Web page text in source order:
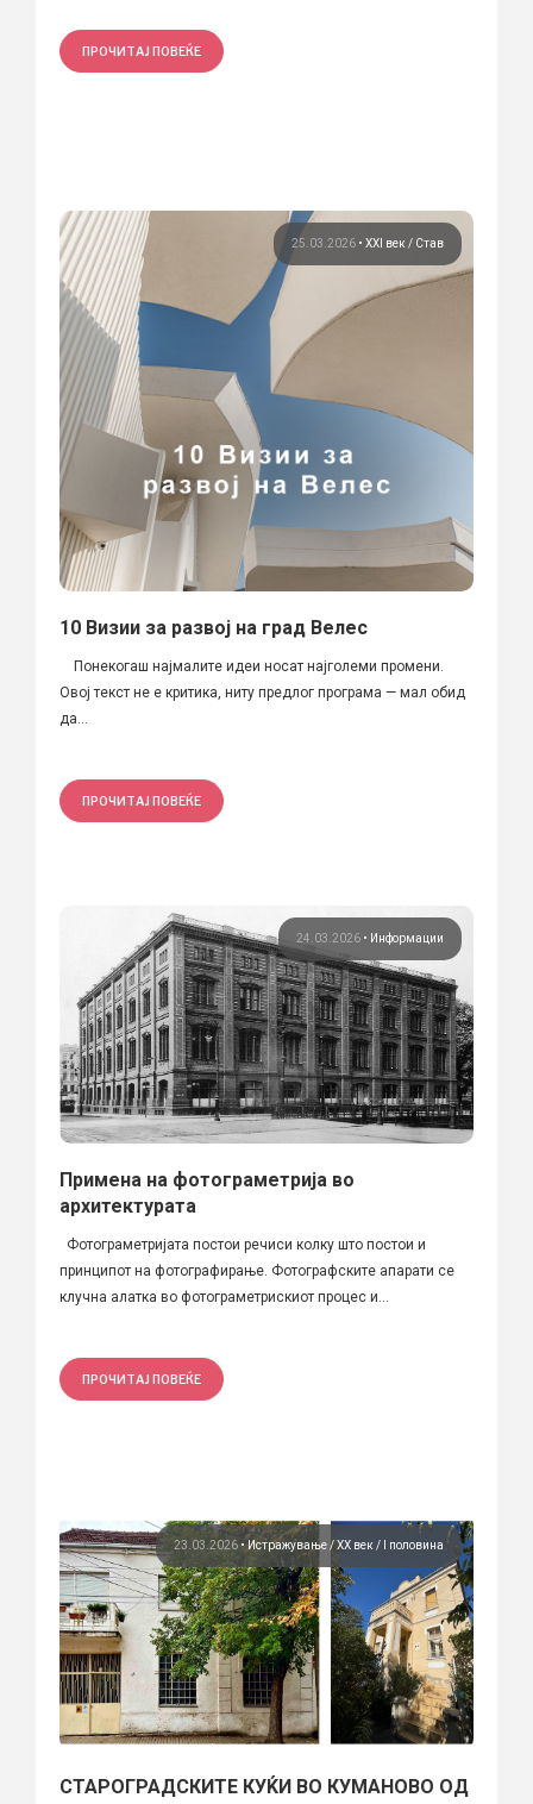
ПРОЧИТАЈ ПОВЕЌЕ
25.03.2026 • XXI век Став
10 Визии за развој на град Велес
Понекогаш најмалите идеи носат најголеми промени.
Овој текст не е критика, ниту предлог програма — мал обид
да...
ПРОЧИТАЈ ПОВЕЌЕ
24.03.2026 • Информации
Примена на фотограметрија во
архитектурата
Фотограметријата постои речиси колку што постои и
принципот на фотографирање. Фотографските апарати се
клучна алатка во фотограметрискиот процес и...
ПРОЧИТАЈ ПОВЕЌЕ
23.03.2026 •Истражување ХХ век / I половина
СТАРОГРАДСКИТЕ КУЌИ ВО КУМАНОВО ОД